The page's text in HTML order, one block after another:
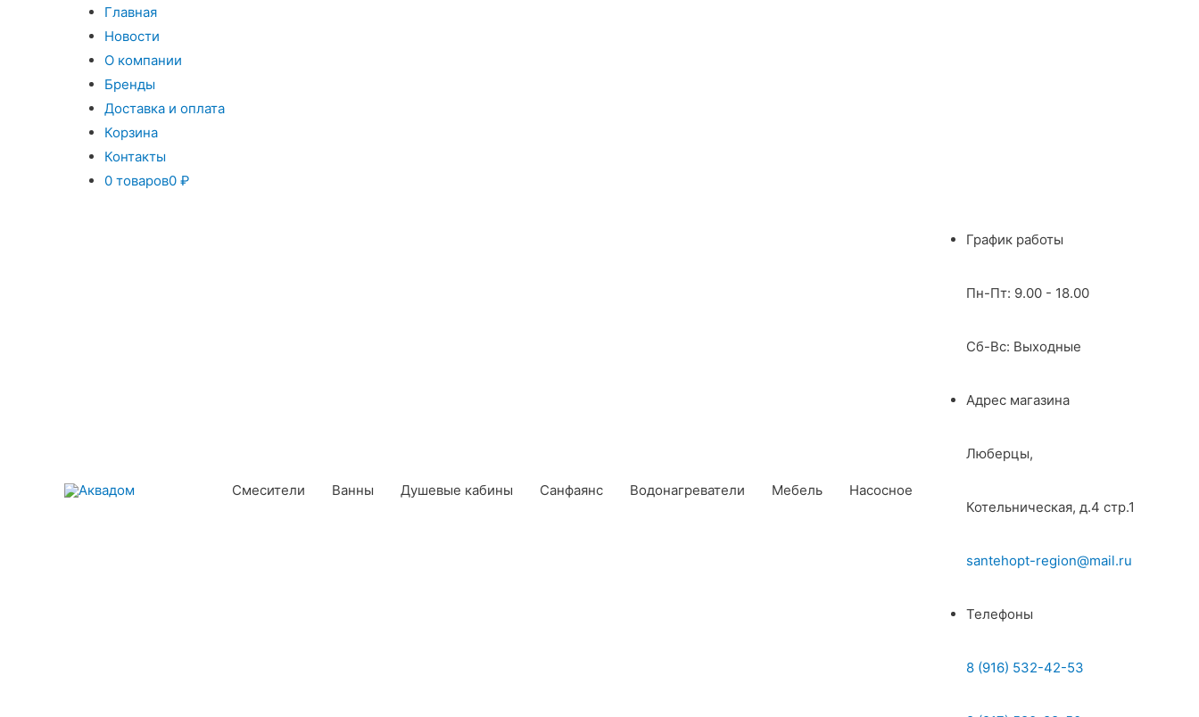
Главная
Новости
О компании
Бренды
Доставка и оплата
Корзина
Контакты
0 товаров0 ₽
Смесители Ванны Душевые кабины Санфаянс Водонагреватели Мебель Насосное
График работы
Пн-Пт: 9.00 - 18.00
Сб-Вс: Выходные
Адрес магазина
Люберцы,
Котельническая, д.4 стр.1
santehopt-region@mail.ru
Телефоны
8 (916) 532-42-53